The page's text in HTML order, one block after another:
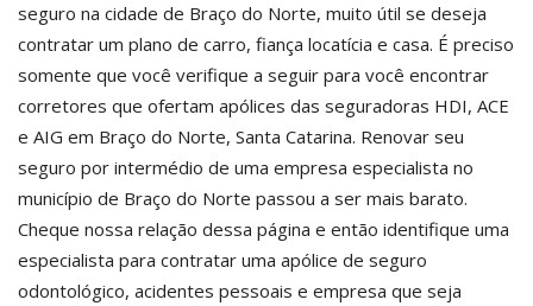
seguro na cidade de Braço do Norte, muito útil se deseja
contratar um plano de carro, fiança locatícia e casa. É preciso
somente que você verifique a seguir para você encontrar
corretores que ofertam apólices das seguradoras HDI, ACE
e AIG em Braço do Norte, Santa Catarina. Renovar seu
seguro por intermédio de uma empresa especialista no
município de Braço do Norte passou a ser mais barato.
Cheque nossa relação dessa página e então identifique uma
especialista para contratar uma apólice de seguro
odontológico, acidentes pessoais e empresa que seja